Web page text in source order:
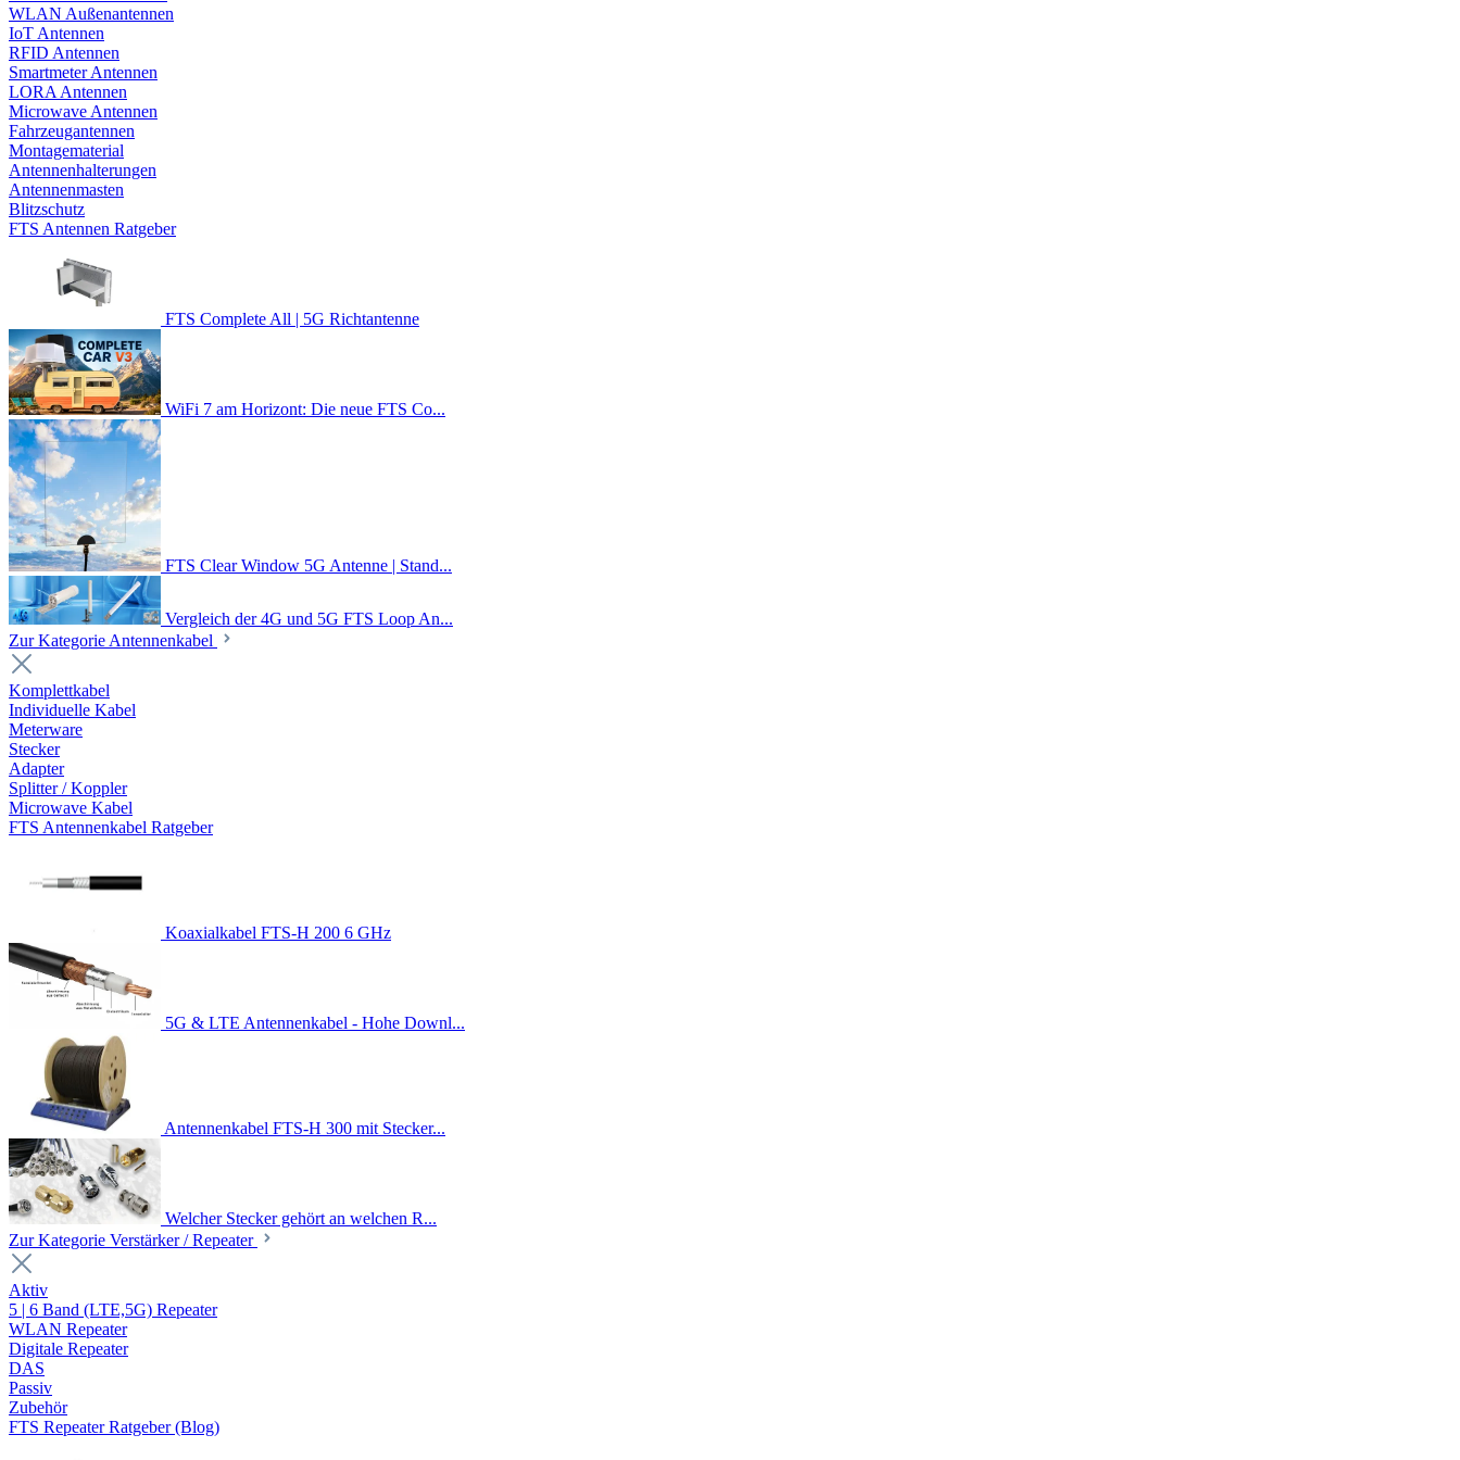
WLAN Außenantennen
IoT Antennen
RFID Antennen
Smartmeter Antennen
LORA Antennen
Microwave Antennen
Fahrzeugantennen
Montagematerial
Antennenhalterungen
Antennenmasten
Blitzschutz
FTS Antennen Ratgeber
FTS Complete All | 5G Richtantenne
WiFi 7 am Horizont: Die neue FTS Co...
FTS Clear Window 5G Antenne | Stand...
Vergleich der 4G und 5G FTS Loop An...
Zur Kategorie Antennenkabel
Komplettkabel
Individuelle Kabel
Meterware
Stecker
Adapter
Splitter / Koppler
Microwave Kabel
FTS Antennenkabel Ratgeber
Koaxialkabel FTS-H 200 6 GHz
5G & LTE Antennenkabel - Hohe Downl...
Antennenkabel FTS-H 300 mit Stecker...
Welcher Stecker gehört an welchen R...
Zur Kategorie Verstärker / Repeater
Aktiv
5 | 6 Band (LTE,5G) Repeater
WLAN Repeater
Digitale Repeater
DAS
Passiv
Zubehör
FTS Repeater Ratgeber (Blog)